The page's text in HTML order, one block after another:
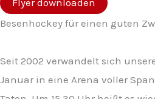
Flyer downloaden
Besenhockey für einen guten
Seit 2002 verwandelt sich
Januar in eine Arena voller